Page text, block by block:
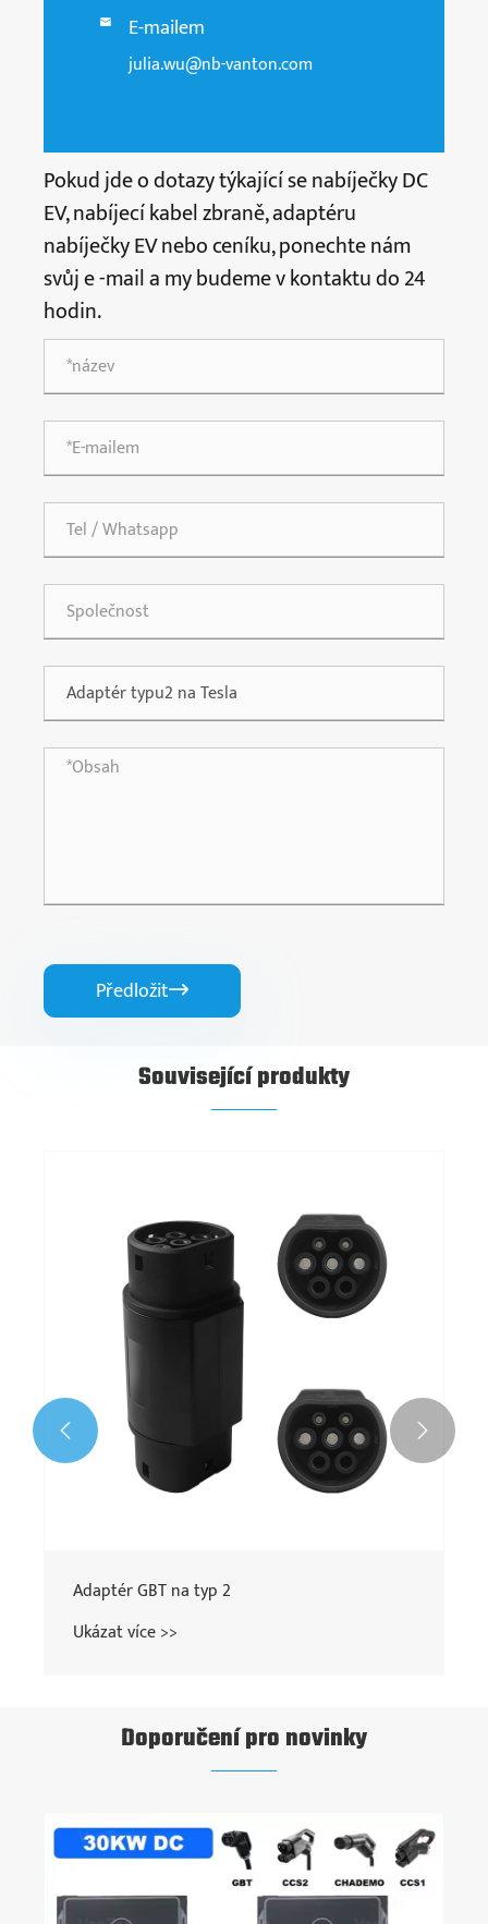
 E-mailem
julia.wu@nb-vanton.com
Pokud jde o dotazy týkající se nabíječky DC
EV, nabíjecí kabel zbraně, adaptéru
nabíječky EV nebo ceníku, ponechte nám
svůj e -mail a my budeme v kontaktu do 24
hodin.
Předložit
Související produkty
Adaptér GBT V2L
Ukázat více >>
 
Doporučení pro novinky